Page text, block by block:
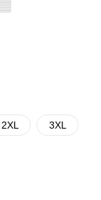
2XL 3XL